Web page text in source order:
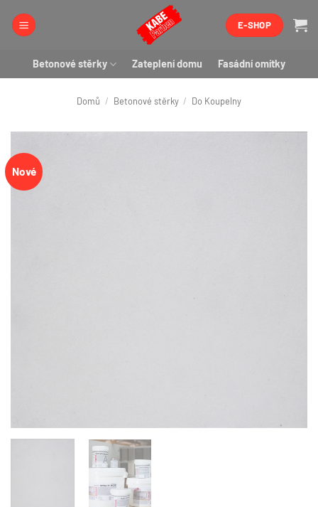
E-SHOP
Betonové stěrky Zateplení domu Fasádní omítky
Domů / Betonové stěrky / Do Koupelny
Nové